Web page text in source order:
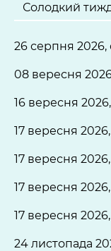
Солодкий
26 серпня
08 вересня
16 вересня
17 вересня
17 вересня
17 вересня
17 вересня
24 листопада